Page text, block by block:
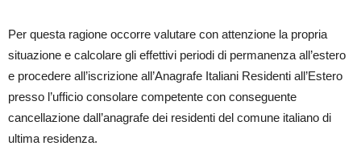
Per questa ragione occorre valutare con attenzione la propria
situazione e calcolare gli effettivi periodi di permanenza all’estero
e procedere all’iscrizione all’Anagrafe Italiani Residenti all’Estero
presso l’ufficio consolare competente con conseguente
cancellazione dall’anagrafe dei residenti del comune italiano di
ultima residenza.